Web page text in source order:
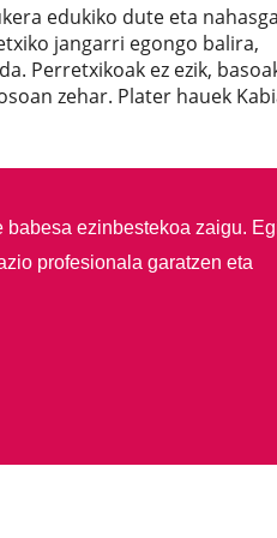
edukiko dute eta
jangarri egongo balira,
Perretxikoak ez ezik,
zehar. Plater hauek
babesa ezinbestekoa zaigu.
profesionala garatzen eta